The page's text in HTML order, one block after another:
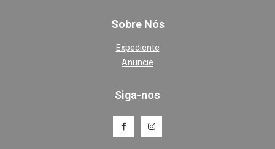
Sobre Nós
Expediente
Anuncie
Siga-nos